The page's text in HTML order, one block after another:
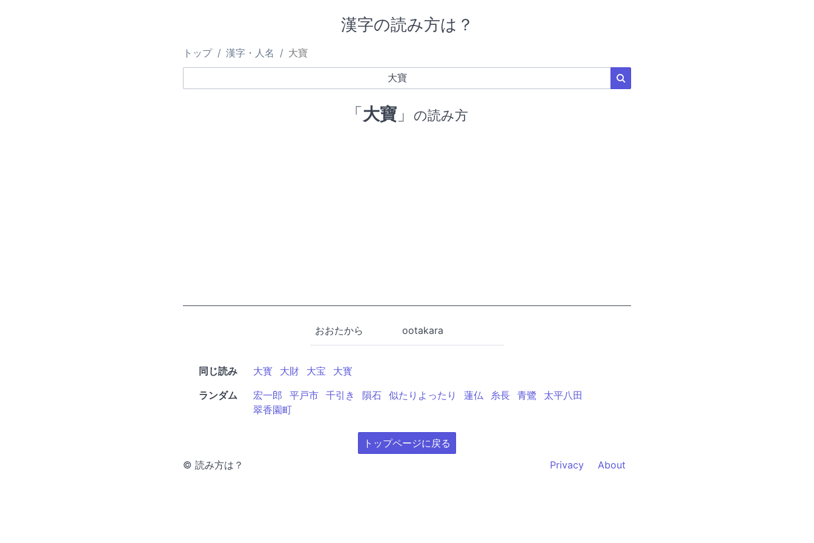
漢字の読み方は？
トップ 漢字・人名 大寶
「大寶 」 の読み方
おおたから ootakara
同じ読み 大寳 大財 大宝
大寳
ランダム
宏一郎 平戸市 千引き 隕石 似たりよったり 蓮仏 糸長 青鷺
太平八田
翠香園町
トップページに戻る
© 読み方は？
Privacy About